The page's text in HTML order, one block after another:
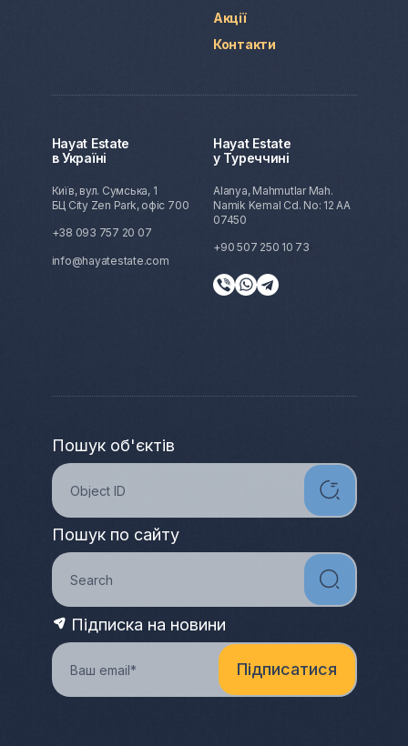
Акції
Контакти
Hayat Estate
в Україні
Київ, вул. Сумська, 1
БЦ City Zen Park, офіс 700
+38 093 757 20 07
info@hayatestate.com
Hayat Estate
у Туреччині
Alanya, Mahmutlar Mah.
Namik Kemal Cd. No: 12 AA
07450
+90 507 250 10 73
Пошук об'єктів
Пошук по сайту
Підписка на новини